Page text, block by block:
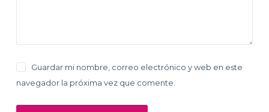
Guardar mi nombre, correo electrónico y web en este
navegador la próxima vez que comente.